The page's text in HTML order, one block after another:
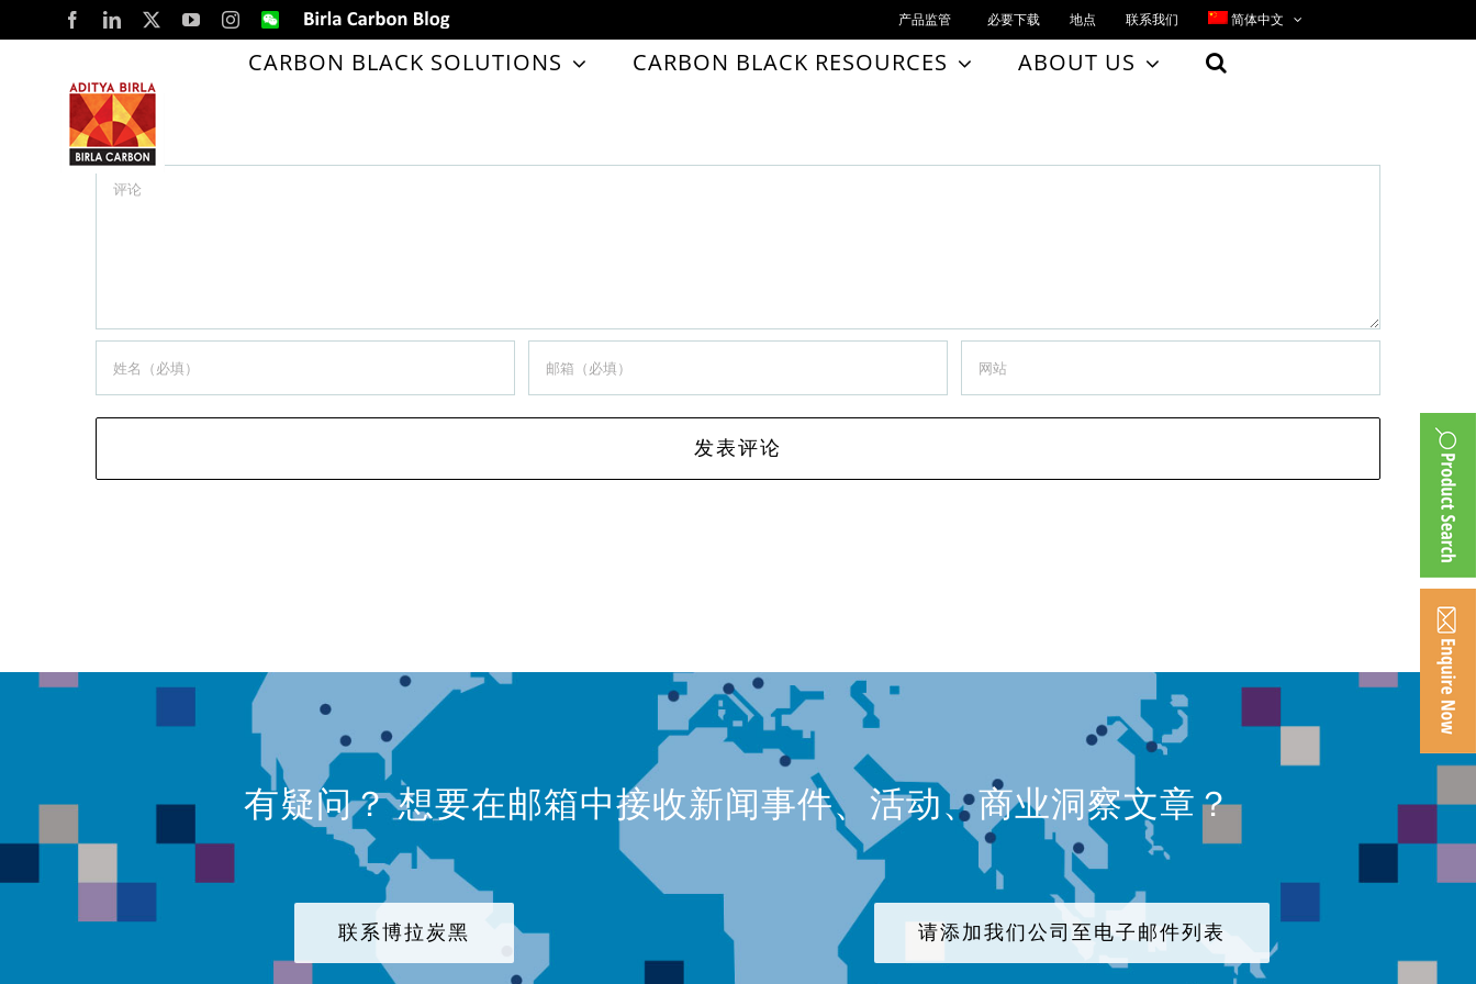
to
content
FacebookLinkedIn YouTubeInstagram
WeChatBirla
Carbon
Blog
产品监管 必要下载 地点 联系我们 简体中文
CARBON BLACK SOLUTIONS CARBON BLACK RESOURCES ABOUT US
留言
Comment
有疑问？ 想要在邮箱中接收新闻事件、活动、商业洞察文章？
联系博拉炭黑 请添加我们公司至电子邮件列表